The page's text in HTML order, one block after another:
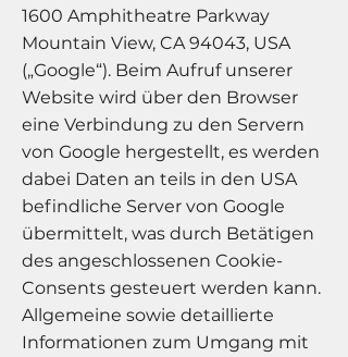
1600 Amphitheatre Parkway
Mountain View, CA 94043, USA
(„Google“). Beim Aufruf unserer
Website wird über den Browser
eine Verbindung zu den Servern
von Google hergestellt, es werden
dabei Daten an teils in den USA
befindliche Server von Google
übermittelt, was durch Betätigen
des angeschlossenen Cookie-
Consents gesteuert werden kann.
Allgemeine sowie detaillierte
Informationen zum Umgang mit